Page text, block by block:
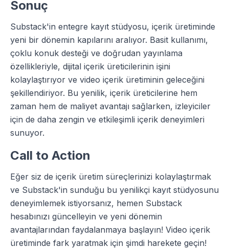
Sonuç
Substack'in entegre kayıt stüdyosu, içerik üretiminde
yeni bir dönemin kapılarını aralıyor. Basit kullanımı,
çoklu konuk desteği ve doğrudan yayınlama
özellikleriyle, dijital içerik üreticilerinin işini
kolaylaştırıyor ve video içerik üretiminin geleceğini
şekillendiriyor. Bu yenilik, içerik üreticilerine hem
zaman hem de maliyet avantajı sağlarken, izleyiciler
için de daha zengin ve etkileşimli içerik deneyimleri
sunuyor.
Call to Action
Eğer siz de içerik üretim süreçlerinizi kolaylaştırmak
ve Substack'in sunduğu bu yenilikçi kayıt stüdyosunu
deneyimlemek istiyorsanız, hemen Substack
hesabınızı güncelleyin ve yeni dönemin
avantajlarından faydalanmaya başlayın! Video içerik
üretiminde fark yaratmak için şimdi harekete geçin!